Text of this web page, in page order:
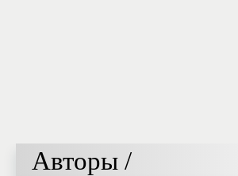
Авторы /